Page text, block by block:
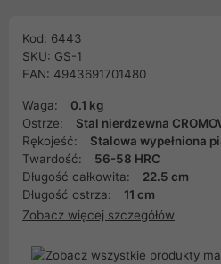
Kod: 6443
SKU: GS-1
EAN: 4943691701480
Waga:
0.1 kg
Ostrze:
Stal nierdzewna
Rękojeść:
Stalowa wypełniona
Twardość:
56-58 HRC
Długość całkowita:
22.5 cm
Długość ostrza:
11 cm
Zobacz więcej szczegółów